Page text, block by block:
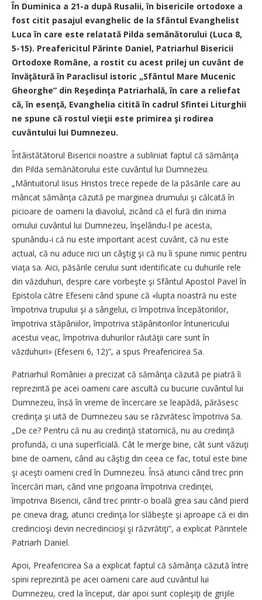
În Duminica a 21-a după Rusalii, în bisericile ortodoxe a
fost citit pasajul evanghelic de la Sfântul Evanghelist
Luca în care este relatată Pilda semănătorului (Luca 8,
5-15). Preafericitul Părinte Daniel, Patriarhul Bisericii
Ortodoxe Române, a rostit cu acest prilej un cuvânt de
învăţătură în Paraclisul istoric „Sfântul Mare Mucenic
Gheorghe” din Reşedinţa Patriarhală, în care a reliefat
că, în esenţă, Evanghelia citită în cadrul Sfintei Liturghii
ne spune că rostul vieţii este primirea şi rodirea
cuvântului lui Dumnezeu.
Întâistătătorul Bisericii noastre a subliniat faptul că sămânţa
din Pilda semănătorului este cuvântul lui Dumnezeu.
„Mântuitorul Iisus Hristos trece repede de la păsările care au
mâncat sămânţa căzută pe marginea drumului şi călcată în
picioare de oameni la diavolul, zicând că el fură din inima
omului cuvântul lui Dumnezeu, înşelându-l pe acesta,
spunându-i că nu este important acest cuvânt, că nu este
actual, că nu aduce nici un câştig şi că nu îi spune nimic pentru
viaţa sa. Aici, păsările cerului sunt identificate cu duhurile rele
din văzduhuri, despre care vorbeşte şi Sfântul Apostol Pavel în
Epistola către Efeseni când spune că «lupta noastră nu este
împotriva trupului şi a sângelui, ci împotriva începătoriilor,
împotriva stăpâniilor, împotriva stăpânitorilor întunericului
acestui veac, împotriva duhurilor răutăţii care sunt în
văzduhuri» (Efeseni 6, 12)”, a spus Preafericirea Sa.
Patriarhul României a precizat că sămânţa căzută pe piatră îi
reprezintă pe acei oameni care ascultă cu bucurie cuvântul lui
Dumnezeu, însă în vreme de încercare se leapădă, părăsesc
credinţa şi uită de Dumnezeu sau se răzvrătesc împotriva Sa.
„De ce? Pentru că nu au credinţă statornică, nu au credinţă
profundă, ci una superficială. Cât le merge bine, cât sunt văzuţi
bine de oameni, când au câştig din ceea ce fac, totul este bine
şi aceşti oameni cred în Dumnezeu. Însă atunci când trec prin
încercări mari, când vine prigoana împotriva credinţei,
împotriva Bisericii, când trec printr-o boală grea sau când pierd
pe cineva drag, atunci credinţa lor slăbeşte şi aproape că ei din
credincioşi devin necredincioşi şi răzvrătiţi”, a explicat Părintele
Patriarh Daniel.
Apoi, Preafericirea Sa a explicat faptul că sămânţa căzută între
spini reprezintă pe acei oameni care aud cuvântul lui
Dumnezeu, cred la început, dar apoi sunt copleşiţi de grijile